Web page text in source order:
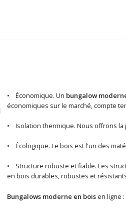
• Économique. Un bungalow
économiques sur le marché, compte
• Isolation thermique. Nous offrons la
• Écologique. Le bois est l'un des
• Structure robuste et fiable. Les
en bois durables, robustes et
Bungalows moderne en boisen ligne :